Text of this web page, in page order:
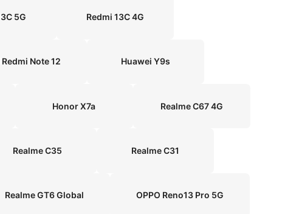
5G Redmi 13C 4G
Note 12 Huawei Y9s
Honor X7a Realme C67 4G
Realme C35 Realme C31
Realme GT6 Global OPPO Reno13 Pro 5G